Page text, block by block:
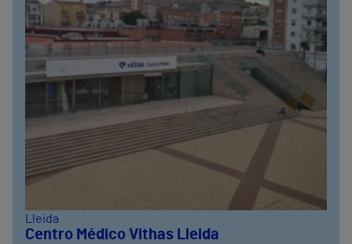
Lleida
Centro Médico Vithas Lleida